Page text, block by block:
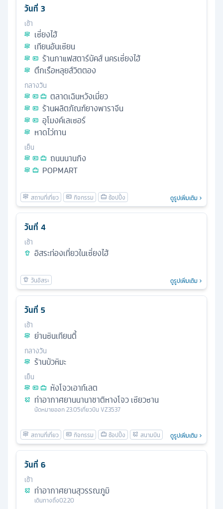
วันที่ 3
เช้า
เซี่ยงไฮ้
เทียนอันเซียน
ร้านกาแฟสตาร์บัคส์ นครเซี่ยงไฮ้
ตึกเรือหลุยส์วิตตอง
กลางวัน
ตลาดเฉินหวังเมี่ยว
ร้านผลิตภัณฑ์ยางพาราจีน
อุโมงค์เลเซอร์
หาดไว่ทาน
เย็น
ถนนนานกิง
POPMART
ดูรูปเพิ่มเติม
วันที่ 4
เช้า
อิสระท่องเที่ยวในเซี่ยงไฮ้
ดูรูปเพิ่มเติม
วันที่ 5
เช้า
ย่านซินเทียนตี้
กลางวัน
ร้านบัวหิมะ
เย็น
หังโจวเอาท์เลต
ท่าอากาศยานนานาชาติหางโจว เซียวซาน
นัดหมายออก23.05เที่ยวบิน VZ3537
ดูรูปเพิ่มเติม
วันที่ 6
เช้า
ท่าอากาศยานสุวรรณภูมิ
เดินทางถึง02.20